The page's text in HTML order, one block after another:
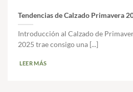
Tendencias de Calzado Primavera
Introducción al Calzado de
2025 trae consigo una [...]
LEER MÁS